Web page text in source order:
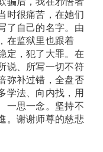
时很痛苦，在她们
了自己的名字。由
在监狱里也跟着
定，犯了大罪。在
说、所写一切不符
弥补过错，全盘否
学法、向内找，用
一思一念。坚持不
。谢谢师尊的慈悲